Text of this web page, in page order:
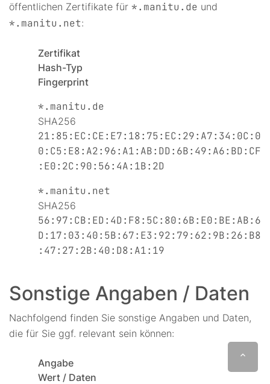
öffentlichen Zertifikate für *.manitu.de und
*.manitu.net:
Zertifikat
Hash-Typ
Fingerprint
*.manitu.de
SHA256
21:85:EC:CE:E7:18:75:EC:29:A7:34:0C:0
0:C5:E8:A2:96:A1:AB:DD:6B:49:A6:BD:CF
:E0:2C:90:56:4A:1B:2D
*.manitu.net
SHA256
56:97:CB:ED:4D:F8:5C:80:6B:E0:BE:AB:6
D:17:03:40:5B:67:E3:92:79:62:9B:26:B8
:47:27:2B:40:D8:A1:19
Sonstige Angaben / Daten
Nachfolgend finden Sie sonstige Angaben und Daten,
die für Sie ggf. relevant sein können:
Angabe
Wert / Daten